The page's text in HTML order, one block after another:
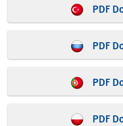
PDF
PDF
PDF
PDF